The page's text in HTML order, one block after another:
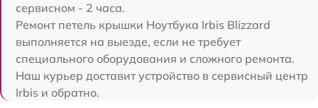
сервисном - 2 часа.
Ремонт петель крышки Ноутбука Irbis Blizzard
выполняется на выезде, если не требует
специального оборудования и сложного ремонта.
Наш курьер доставит устройство в сервисный центр
Irbis и обратно.